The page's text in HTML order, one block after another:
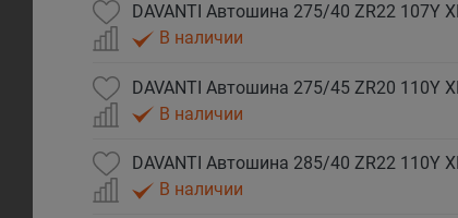
DAVANTI Автошина 275/40 ZR22 107Y
В наличии
DAVANTI Автошина 275/45 ZR20 110Y
В наличии
DAVANTI Автошина 285/40 ZR22 110Y
В наличии